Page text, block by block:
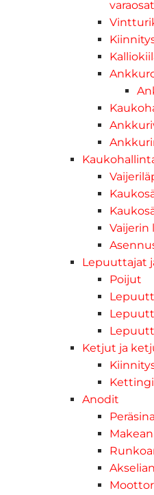
varaosat
Vaijerin
Lepuuttajat
Poijut
Ketjut ja
Anodit